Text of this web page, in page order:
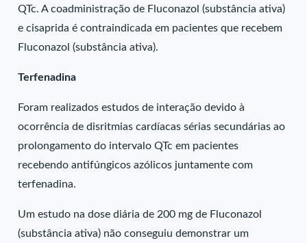
QTc. A coadministração de Fluconazol (substância ativa)
e cisaprida é contraindicada em pacientes que recebem
Fluconazol (substância ativa).
Terfenadina
Foram realizados estudos de interação devido à
ocorrência de disritmias cardíacas sérias secundárias ao
prolongamento do intervalo QTc em pacientes
recebendo antifúngicos azólicos juntamente com
terfenadina.
Um estudo na dose diária de 200 mg de Fluconazol
(substância ativa) não conseguiu demonstrar um